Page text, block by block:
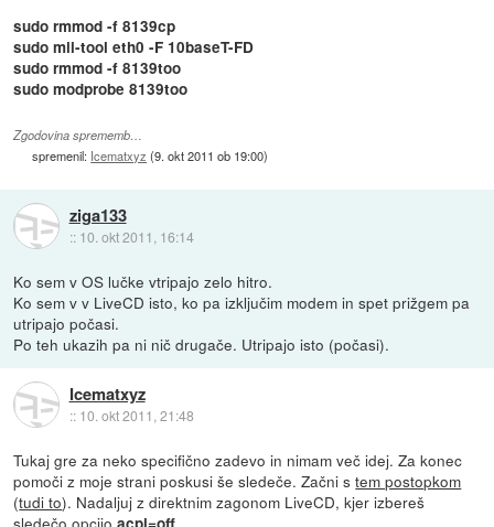
sudo rmmod -f 8139cp
sudo mii-tool eth0 -F 10baseT-FD
sudo rmmod -f 8139too
sudo modprobe 8139too
Zgodovina sprememb…
spremenil: Icematxyz (9. okt 2011 ob 19:00)
ziga133
:: 10. okt 2011, 16:14
Ko sem v OS lučke vtripajo zelo hitro.
Ko sem v v LiveCD isto, ko pa izključim modem in spet prižgem pa
utripajo počasi.
Po teh ukazih pa ni nič drugače. Utripajo isto (počasi).
Icematxyz
:: 10. okt 2011, 21:48
Tukaj gre za neko specifično zadevo in nimam več idej. Za konec
pomoči z moje strani poskusi še sledeče. Začni stem postopkom
(tudi to). Nadaljuj z direktnim zagonom LiveCD, kjer izbereš
sledečo opcijoacpi=off.